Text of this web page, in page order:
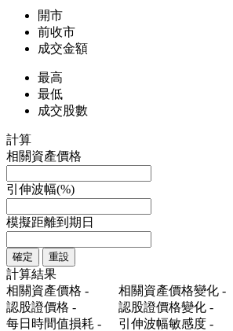
開市
前收市
成交金額
最高
最低
成交股數
計算
相關資產價格
引伸波幅(%)
模擬距離到期日
確定 重設
計算結果
相關資產價格 - 相關資產價格變化 -
認股證價格 - 認股證價格變化 -
每日時間值損耗 - 引伸波幅敏感度 -